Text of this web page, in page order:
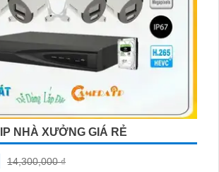
NHÀ XƯỞNG GIÁ RẺ
14,300,000 ₫